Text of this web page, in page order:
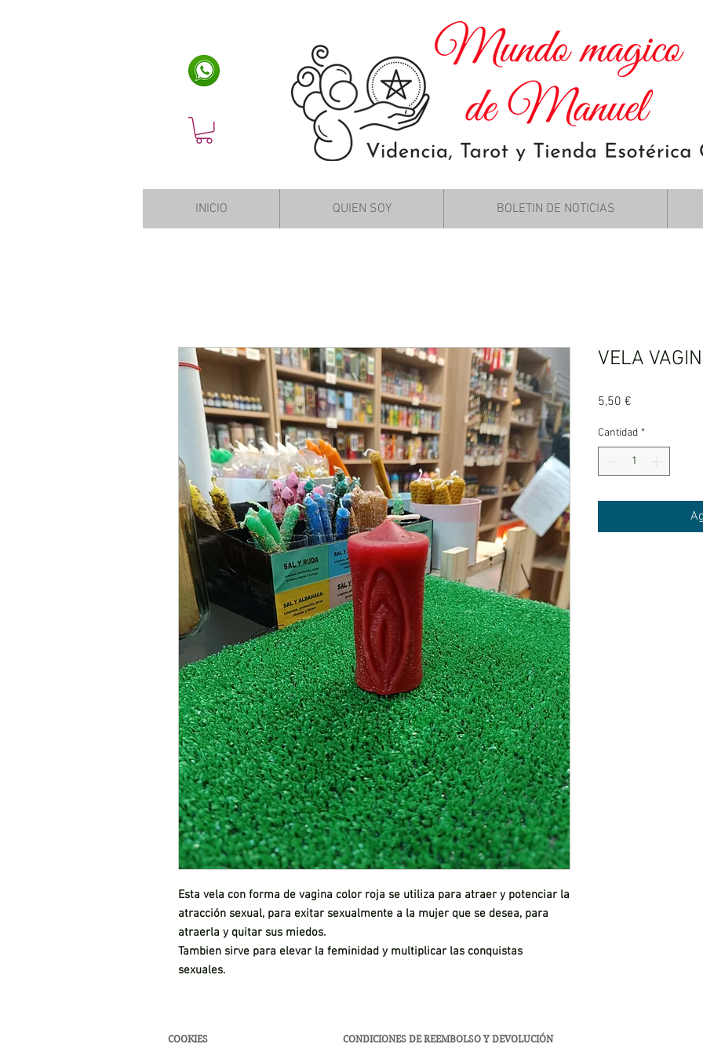
INICIO QUIEN SOY BOLETIN DE NOTICIAS
Esta vela con forma de vagina color roja se utiliza para atraer y potenciar la
atracción sexual, para exitar sexualmente a la mujer que se desea, para
atraerla y quitar sus miedos.
Tambien sirve para elevar la feminidad y multiplicar las conquistas
sexuales.
VELA
5,50 €
Cantidad *
COOKIES CONDICIONES DE REEMBOLSO Y DEVOLUCIÓN